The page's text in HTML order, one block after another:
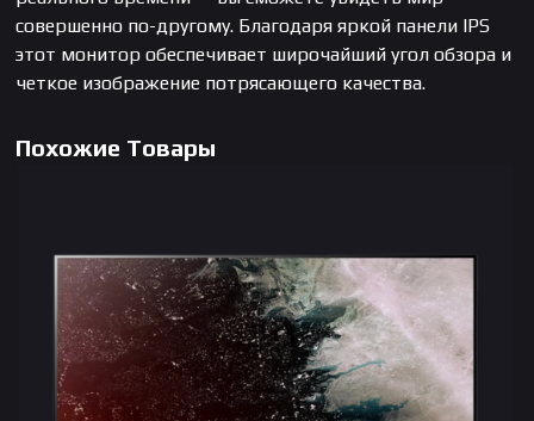
совершенно по-другому. Благодаря яркой панели IPS
этот монитор обеспечивает широчайший угол обзора и
четкое изображение потрясающего качества.
Похожие Товары